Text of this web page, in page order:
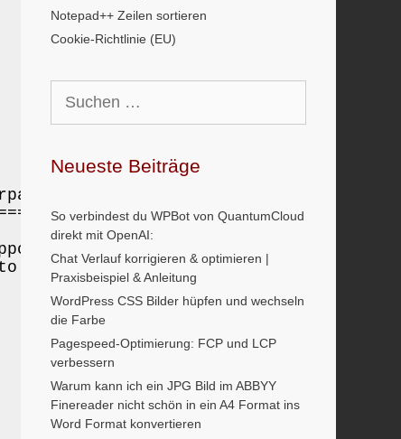
access
Notepad++ Zeilen sortieren
Cookie-Richtlinie (EU)
nach:
Neueste Beiträge
So verbindest du WPBot von QuantumCloud
direkt mit OpenAI:
Chat Verlauf korrigieren & optimieren |
Praxisbeispiel & Anleitung
WordPress CSS Bilder hüpfen und wechseln
die Farbe
Pagespeed-Optimierung: FCP und LCP
verbessern
Warum kann ich ein JPG Bild im ABBYY
Finereader nicht schön in ein A4 Format ins
Word Format konvertieren